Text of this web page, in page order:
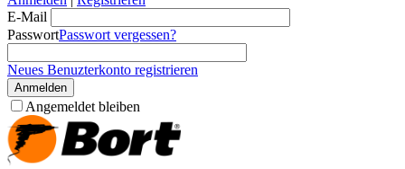
E-Mail
PasswortPasswort vergessen?
Neues Benuzterkonto registrieren
Anmelden
Angemeldet bleiben